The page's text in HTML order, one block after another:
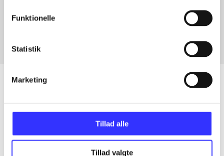
Funktionelle
Statistik
Marketing
Tillad alle
Tillad valgte
Fra
Artikler
Alle registrerede artikler fordelt på udgivelser